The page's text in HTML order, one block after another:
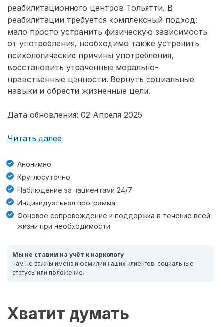
реабилитационного центров Тольятти. В
реабилитации требуется комплексный подход:
мало просто устранить физическую зависимость
от употребления, необходимо также устранить
психологические причины употребления,
восстановить утраченные морально-
нравственные ценности. Вернуть социальные
навыки и обрести жизненные цели.
Дата обновления: 02 Апреля 2025
Читать далее
Анонимно
Круглосуточно
Наблюдение за пациентами 24/7
Индивидуальная программа
Фоновое сопровождение и поддержка в течение всей
жизни при необходимости
Мы не ставим на учёт к наркологу
нам не важны имена и фамилии наших клиентов, социальные
статусы или положение.
Хватит думать